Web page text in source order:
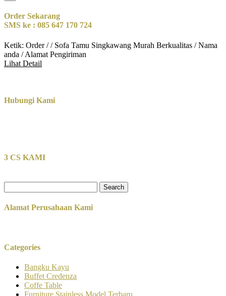
Order Sekarang
SMS ke : 085 647 170 724
Ketik: Order / / Sofa Tamu Singkawang Murah Berkualitas / Nama
anda / Alamat Pengiriman
Lihat Detail
Hubungi Kami
3 CS KAMI
for:
Alamat Perusahaan Kami
Categories
Bangku Kayu
Buffet Credenza
Coffe Table
Furniture Stainless Model Terbaru